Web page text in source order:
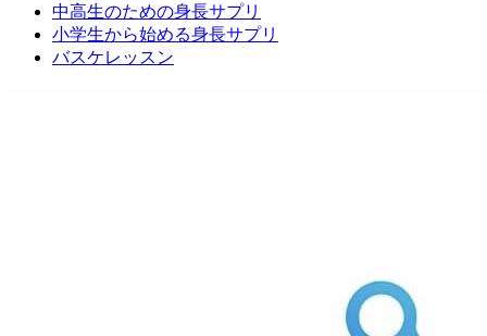
中高生のための身長サプリ
小学生から始める身長サプリ
バスケレッスン